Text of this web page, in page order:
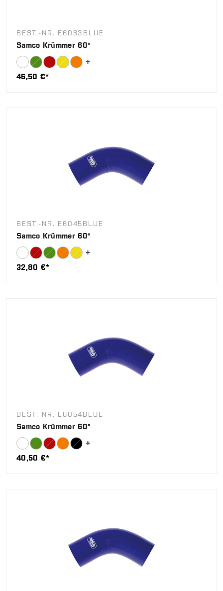
BEST.-NR. E6063BLUE
Samco Krümmer 60°
46,50 €*
BEST.-NR. E6045BLUE
Samco Krümmer 60°
32,80 €*
BEST.-NR. E6054BLUE
Samco Krümmer 60°
40,50 €*